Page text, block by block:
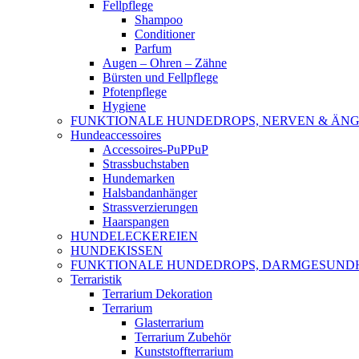
Fellpflege
Shampoo
Conditioner
Parfum
Augen – Ohren – Zähne
Bürsten und Fellpflege
Pfotenpflege
Hygiene
FUNKTIONALE HUNDEDROPS, NERVEN &
Hundeaccessoires
Accessoires-PuPPuP
Strassbuchstaben
Hundemarken
Halsbandanhänger
Strassverzierungen
Haarspangen
HUNDELECKEREIEN
HUNDEKISSEN
FUNKTIONALE HUNDEDROPS,
Terraristik
Terrarium Dekoration
Terrarium
Glasterrarium
Terrarium Zubehör
Kunststoffterrarium